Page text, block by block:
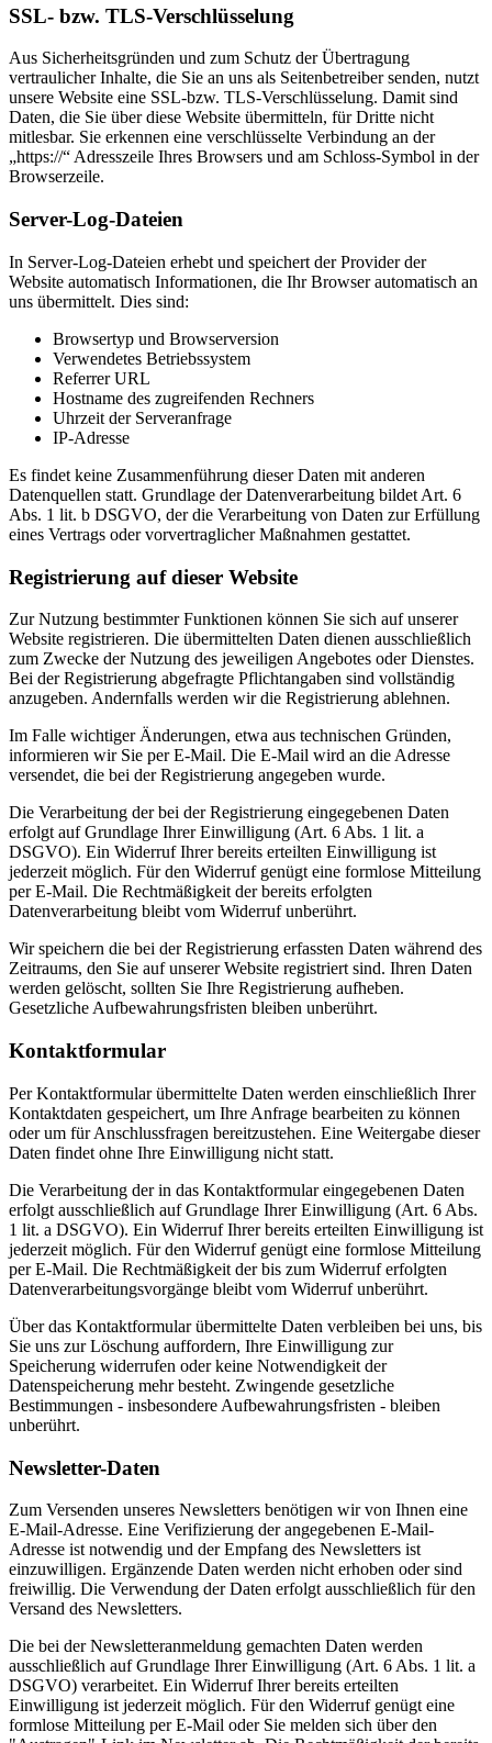
SSL- bzw. TLS-Verschlüsselung
Aus Sicherheitsgründen und zum Schutz der Übertragung
vertraulicher Inhalte, die Sie an uns als Seitenbetreiber senden, nutzt
unsere Website eine SSL-bzw. TLS-Verschlüsselung. Damit sind
Daten, die Sie über diese Website übermitteln, für Dritte nicht
mitlesbar. Sie erkennen eine verschlüsselte Verbindung an der
„https://“ Adresszeile Ihres Browsers und am Schloss-Symbol in der
Browserzeile.
Server-Log-Dateien
In Server-Log-Dateien erhebt und speichert der Provider der
Website automatisch Informationen, die Ihr Browser automatisch an
uns übermittelt. Dies sind:
Browsertyp und Browserversion
Verwendetes Betriebssystem
Referrer URL
Hostname des zugreifenden Rechners
Uhrzeit der Serveranfrage
IP-Adresse
Es findet keine Zusammenführung dieser Daten mit anderen
Datenquellen statt. Grundlage der Datenverarbeitung bildet Art. 6
Abs. 1 lit. b DSGVO, der die Verarbeitung von Daten zur Erfüllung
eines Vertrags oder vorvertraglicher Maßnahmen gestattet.
Registrierung auf dieser Website
Zur Nutzung bestimmter Funktionen können Sie sich auf unserer
Website registrieren. Die übermittelten Daten dienen ausschließlich
zum Zwecke der Nutzung des jeweiligen Angebotes oder Dienstes.
Bei der Registrierung abgefragte Pflichtangaben sind vollständig
anzugeben. Andernfalls werden wir die Registrierung ablehnen.
Im Falle wichtiger Änderungen, etwa aus technischen Gründen,
informieren wir Sie per E-Mail. Die E-Mail wird an die Adresse
versendet, die bei der Registrierung angegeben wurde.
Die Verarbeitung der bei der Registrierung eingegebenen Daten
erfolgt auf Grundlage Ihrer Einwilligung (Art. 6 Abs. 1 lit. a
DSGVO). Ein Widerruf Ihrer bereits erteilten Einwilligung ist
jederzeit möglich. Für den Widerruf genügt eine formlose Mitteilung
per E-Mail. Die Rechtmäßigkeit der bereits erfolgten
Datenverarbeitung bleibt vom Widerruf unberührt.
Wir speichern die bei der Registrierung erfassten Daten während des
Zeitraums, den Sie auf unserer Website registriert sind. Ihren Daten
werden gelöscht, sollten Sie Ihre Registrierung aufheben.
Gesetzliche Aufbewahrungsfristen bleiben unberührt.
Kontaktformular
Per Kontaktformular übermittelte Daten werden einschließlich Ihrer
Kontaktdaten gespeichert, um Ihre Anfrage bearbeiten zu können
oder um für Anschlussfragen bereitzustehen. Eine Weitergabe dieser
Daten findet ohne Ihre Einwilligung nicht statt.
Die Verarbeitung der in das Kontaktformular eingegebenen Daten
erfolgt ausschließlich auf Grundlage Ihrer Einwilligung (Art. 6 Abs.
1 lit. a DSGVO). Ein Widerruf Ihrer bereits erteilten Einwilligung ist
jederzeit möglich. Für den Widerruf genügt eine formlose Mitteilung
per E-Mail. Die Rechtmäßigkeit der bis zum Widerruf erfolgten
Datenverarbeitungsvorgänge bleibt vom Widerruf unberührt.
Über das Kontaktformular übermittelte Daten verbleiben bei uns, bis
Sie uns zur Löschung auffordern, Ihre Einwilligung zur
Speicherung widerrufen oder keine Notwendigkeit der
Datenspeicherung mehr besteht. Zwingende gesetzliche
Bestimmungen - insbesondere Aufbewahrungsfristen - bleiben
unberührt.
Newsletter-Daten
Zum Versenden unseres Newsletters benötigen wir von Ihnen eine
E-Mail-Adresse. Eine Verifizierung der angegebenen E-Mail-
Adresse ist notwendig und der Empfang des Newsletters ist
einzuwilligen. Ergänzende Daten werden nicht erhoben oder sind
freiwillig. Die Verwendung der Daten erfolgt ausschließlich für den
Versand des Newsletters.
Die bei der Newsletteranmeldung gemachten Daten werden
ausschließlich auf Grundlage Ihrer Einwilligung (Art. 6 Abs. 1 lit. a
DSGVO) verarbeitet. Ein Widerruf Ihrer bereits erteilten
Einwilligung ist jederzeit möglich. Für den Widerruf genügt eine
formlose Mitteilung per E-Mail oder Sie melden sich über den